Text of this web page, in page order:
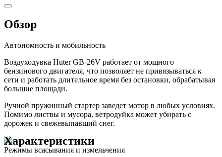
Обзор
Автономность и мобильность
Воздуходувка Huter GB-26V работает от мощного
бензинового двигателя, что позволяет не привязываться к
сети и работать длительное время без остановки, обрабатывая
большие площади.
Ручной пружинный стартер заведет мотор в любых условиях.
Помимо листвы и мусора, ветродуйка может убирать с
дорожек и свежевыпавший снег.
Режимы всасывания и измельчения
Характеристики